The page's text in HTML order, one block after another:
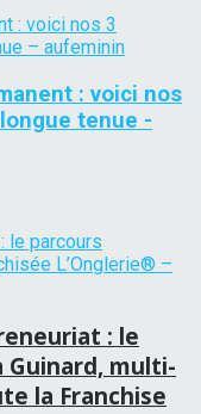
: voici nos
tenue -
: le
Guinard, multi-
la Franchise